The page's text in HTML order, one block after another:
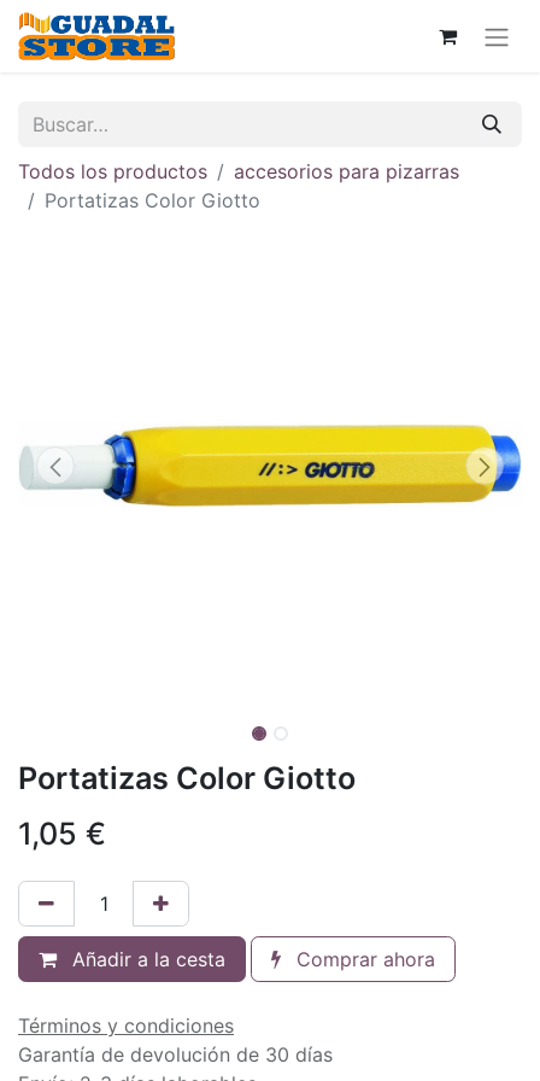
Todos los productos
accesorios para pizarras
Portatizas Color Giotto
Portatizas Color Giotto
1,05 €
Añadir a la cesta Comprar ahora
Términos y condiciones
Garantía de devolución de 30 días